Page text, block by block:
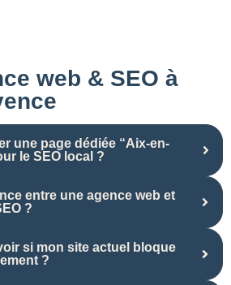
web & SEO à
une page dédiée “Aix-en-
le SEO local ?
entre une agence web et
?
si mon site actuel bloque
?